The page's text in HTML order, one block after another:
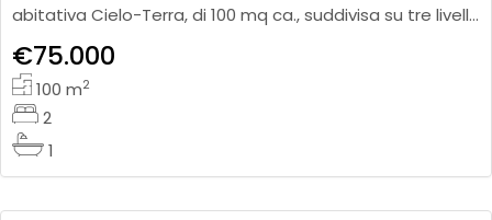
abitativa Cielo-Terra, di 100 mq ca., suddivisa su tre livelli
e così composta: a piano terra ingresso indipende
€75.000
100m2
2
1